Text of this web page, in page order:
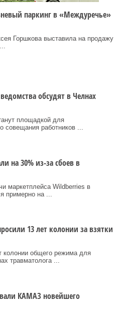
паркинг в «Междуречье»
Горшкова выставила на продажу
обсудят в Челнах
площадкой для
совещания работников ...
на 30% из-за сбоев в
маркетплейса Wildberries в
примерно на ...
13 лет колонии за взятки
колонии общего режима для
травматолога ...
КАМАЗ новейшего